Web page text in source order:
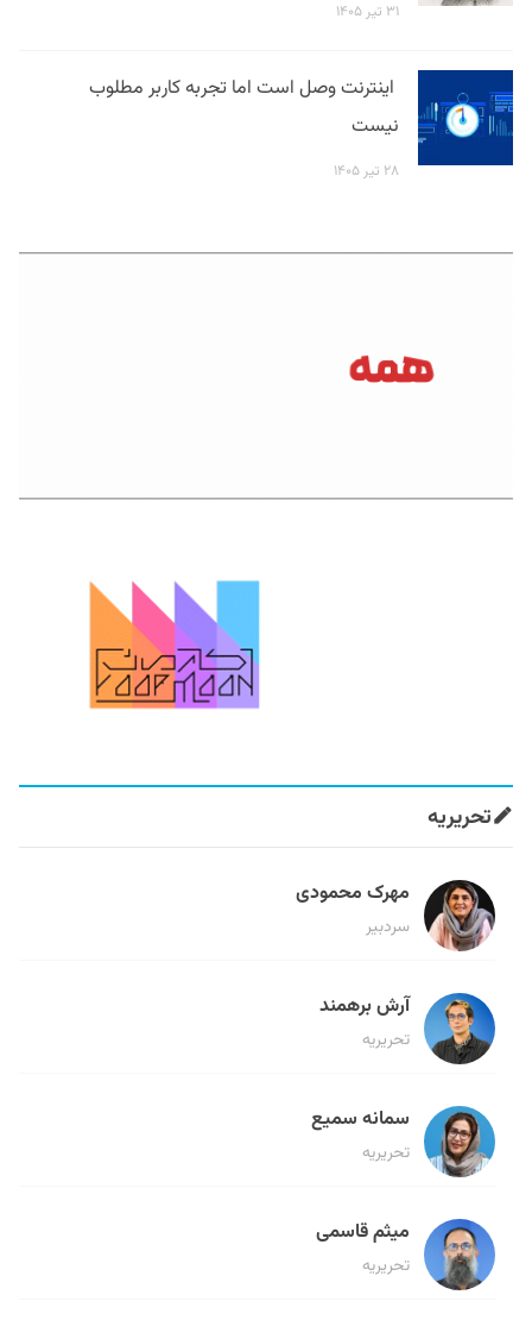
۳۱ تیر ۱۴۰۵
اینترنت وصل است اما تجربه کاربر مطلوب
نیست
۲۸ تیر ۱۴۰۵
تحریریه
مهرک محمودی
سردبیر
آرش برهمند
تحریریه
سمانه سمیع
تحریریه
میثم قاسمی
تحریریه